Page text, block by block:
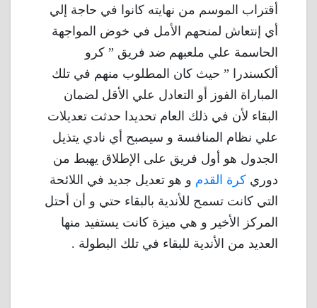
أقتراب الموسم من نهايته كانوا في حاجة إلي
أي إنتعاش لمنحهم الأمل في خوض المواجهة
الحاسمة علي ملعبهم ضد فريق ” كرو
ألكسندرا ” حيث كان المطلوب منهم في تلك
المباراة الفوز أو التعادل علي الأقل لضمان
البقاء لأن في ذلك العام تحديدا حدثت تعديلات
علي نظام المنافسة و سيصبح أي نادي يتذيل
الجدول هو أول فريق على الإطلاق يهبط من
دوري كرة القدم و هو تعديل جديد في اللائحة
التي كانت تسمح للأندية بالبقاء حتي و أن أحتل
المركز الأخير و هي ميزة كانت يستفيد منها
العديد من الأندية للبقاء في تلك البطولة .